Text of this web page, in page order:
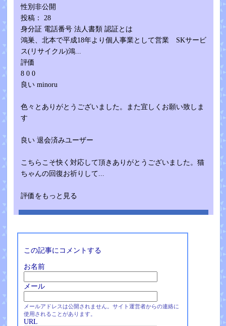
性別非公開
投稿： 28
身分証 電話番号 法人書類 認証とは
鴻巣、北本で平成18年より個人事業として営業 SKサービ
ス(リサイクル)鴻...
評価
8 0 0
良い minoru
色々とありがとうございました。また宜しくお願い致しま
す
良い 退会済みユーザー
こちらこそ快く対応して頂きありがとうございました。猫
ちゃんの回復お祈りして...
評価をもっと見る
この記事にコメントする
お名前
メール
メールアドレスは公開されません。サイト運営者からの連絡に
使用されることがあります。
URL